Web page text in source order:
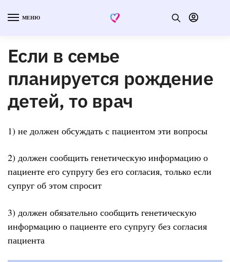
МЕНЮ
Если в семье
планируется рождение
детей, то врач
1) не должен обсуждать с пациентом эти вопросы
2) должен сообщить генетическую информацию о
пациенте его супругу без его согласия, только если
супруг об этом спросит
3) должен обязательно сообщить генетическую
информацию о пациенте его супругу без согласия
пациента